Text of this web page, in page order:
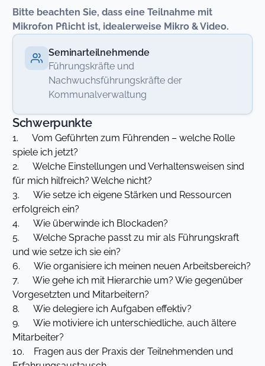
Bitte beachten Sie, dass eine Teilnahme mit
Mikrofon Pflicht ist, idealerweise Mikro & Video.
Seminarteilnehmende
Führungskräfte und
Nachwuchsführungskräfte der
Kommunalverwaltung
Schwerpunkte
1. Vom Geführten zum Führenden – welche Rolle
spiele ich jetzt?
2. Welche Einstellungen und Verhaltensweisen sind
für mich hilfreich? Welche nicht?
3. Wie setze ich eigene Stärken und Ressourcen
erfolgreich ein?
4. Wie überwinde ich Blockaden?
5. Welche Sprache passt zu mir als Führungskraft
und wie setze ich sie ein?
6. Wie organisiere ich meinen neuen Arbeitsbereich?
7. Wie gehe ich mit Hierarchie um? Wie gegenüber
Vorgesetzten und Mitarbeitern?
8. Wie delegiere ich Aufgaben effektiv?
9. Wie motiviere ich unterschiedliche, auch ältere
Mitarbeiter?
10. Fragen aus der Praxis der Teilnehmenden und